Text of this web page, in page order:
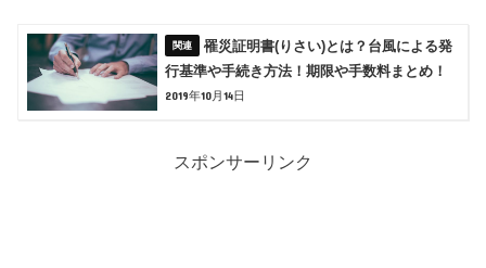
罹災証明書(りさい)とは？台風による発
行基準や手続き方法！期限や手数料まとめ！
2019年10月14日
スポンサーリンク